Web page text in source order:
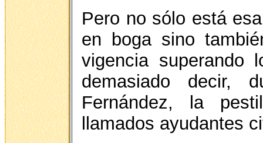
Pero no sólo está
en boga sino
vigencia superando
demasiado decir,
Fernández, la
llamados ayudantes